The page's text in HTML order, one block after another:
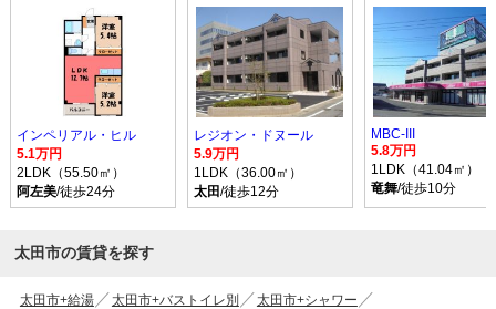
インペリアル・ヒル
5.1万円
2LDK（55.50㎡）
阿左美/徒歩24分
レジオン・ドヌール
5.9万円
1LDK（36.00㎡）
太田/徒歩12分
MBC‐III
5.8万円
1LDK（41.04㎡）
竜舞/徒歩10分
太田市の賃貸を探す
太田市+給湯 太田市+バストイレ別
太田市+シャワー